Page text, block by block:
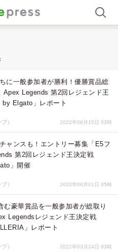
に一般参加者が勝利！優勝賞品総
Apex Legends 第2回レジェンド王
Elgato」レポート
） 2022年06月15日 03時
ャンスも！エントリー募集「E5フ
第2回レジェンド王決定戦
」開催
） 2022年06月01日 05時
む豪華賞品を一般参加者が総取り
Legendsレジェンド王決定戦
」レポート
） 2022年03月24日 03時